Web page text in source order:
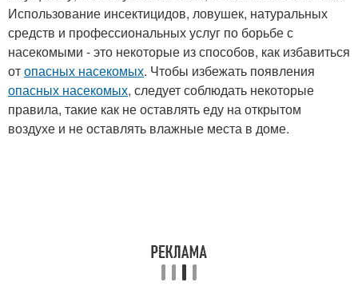
Использование инсектицидов, ловушек, натуральных
средств и профессиональных услуг по борьбе с
насекомыми - это некоторые из способов, как избавиться
отопасных насекомых. Чтобы избежать появления
опасных насекомых, следует соблюдать некоторые
правила, такие как не оставлять еду на открытом
воздухе и не оставлять влажные места в доме.